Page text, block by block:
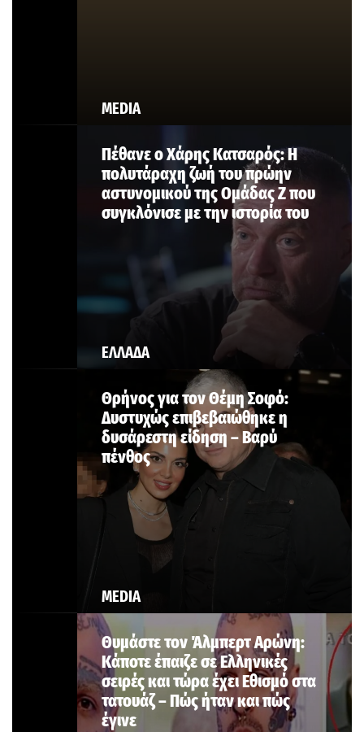
MEDIA
ΕΛΛΑΔΑ
Πέθανε ο Χάρης Κατσαρός: Η
πολυτάραχη ζωή του πρώην
αστυνομικού της Ομάδας Ζ που
συγκλόνισε με την ιστορία του
MEDIA
Θρήνος για τον Θέμη Σοφό:
Δυστυχώς επιβεβαιώθηκε η
δυσάρεστη είδηση – Βαρύ
πένθος
Θυμάστε τον Άλμπερτ Αρώνη:
Κάποτε έπαιζε σε Ελληνικές
σειρές και τώρα έχει Εθισμό στα
τατουάζ – Πώς ήταν και πώς
έγινε